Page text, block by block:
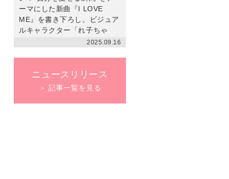
ーマにした新曲『I LOVE
ME』を書き下ろし。ビジュア
ルキャラクター「れ子ちゃ
ん」デザインの［ナイトアッ
2025.09.16
ニュースリリース
＞ 記事一覧を見る